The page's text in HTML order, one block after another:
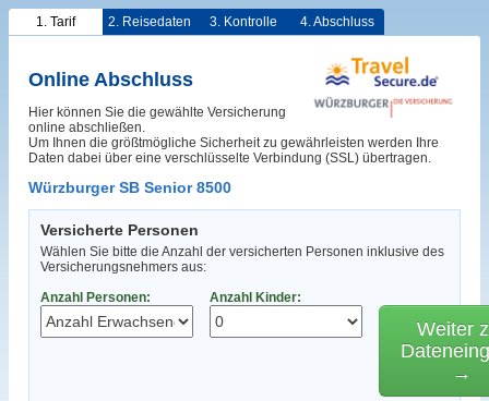
1. Tarif 2. Reisedaten 3. Kontrolle 4. Abschluss
Online Abschluss
Hier können Sie die gewählte Versicherung
online abschließen.
Um Ihnen die größtmögliche Sicherheit zu gewährleisten werden Ihre
Daten dabei über eine verschlüsselte Verbindung (SSL) übertragen.
Würzburger SB Senior 8500
Versicherte Personen
Wählen Sie bitte die Anzahl der versicherten Personen inklusive des
Versicherungsnehmers aus:
Anzahl Personen:
Anzahl Kinder:
Weiter
→